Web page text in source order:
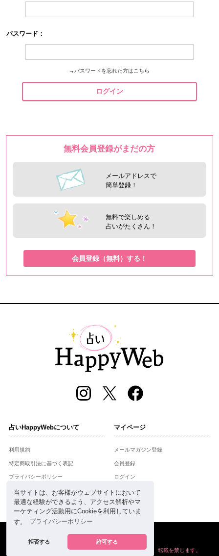
当サイトは、お客様がウェブサイトにおいて
最適な経験ができるよう、アクセス解析やマ
ーケティング活動用にCookieを利用していま
す。
プライバシーポリシー
拒否する 許可する
パスワード：
→ パスワードを忘れた方はこちら
ログイン
無料会員登録がまだの方
メールアドレスで
簡単登録！
無料で楽しめる
占いがたくさん！
会員登録（無料）する！
占いHappyWebについて
利用規約
特定商取引法に基づく表記
プライバシーポリシー
運営会社
お問合せ
マイページ
メールマガジン登録
会員登録
ログイン
powered by
掲載の情報や画像など、すべてのコンテンツの無断複写、転載を禁じます。